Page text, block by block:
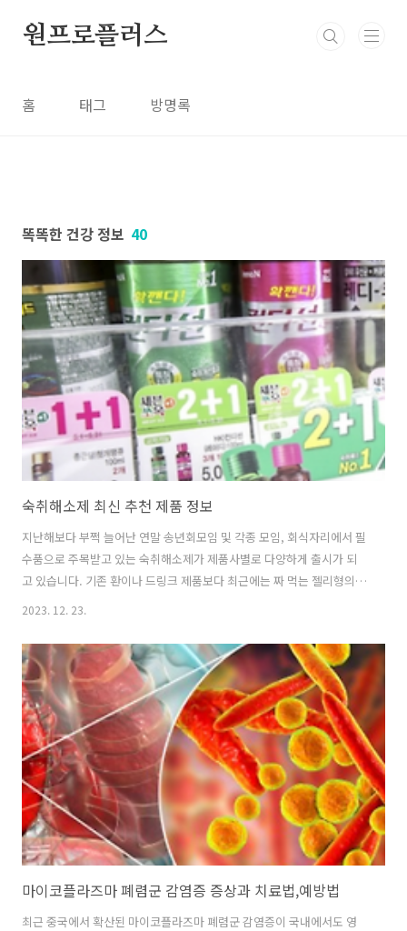
원프로플러스
홈 태그 방명록
똑똑한 건강 정보 40
숙취해소제 최신 추천 제품 정보
지난해보다 부쩍 늘어난 연말 송년회모임 및 각종 모임, 회식자리에서 필
수품으로 주목받고 있는 숙취해소제가 제품사별로 다양하게 출시가 되
고 있습니다. 기존 환이나 드링크 제품보다 최근에는 짜 먹는 젤리형의
숙취해소제가 주목을 받으면서 인기가 많다고 합니다. 기존의 드링크, 환
천제품을 소개합니다. 최저가 제품 바로가기 1. 컨디션 기존의 드링크형
과 환 제품이 70%이상의 비중을 차지하며, 2~30대 층에서 인기가 오르
고 있는 젤리 제형인 스틱형 제품은 컨디션맛과 그린애플 맛에 신제품으
로 자두맛과 망고맛이 출시가 되었습니다. 컨디션의 제품은 한국콜마 계
열사 HK이노엔의 제품입니다. 2. 상쾌한 삼양그룹 식품 계열사인 삼양사
에서 판매하는 상..
2023. 12. 23.
마이코플라즈마 폐렴군 감염증 증상과 치료법,예방법
최근 중국에서 확산된 마이코플라즈마 폐렴군 감염증이 국내에서도 영